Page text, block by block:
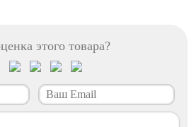
этого товара?